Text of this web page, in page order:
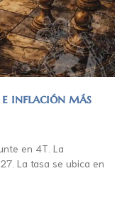
inflación más
en 4T. La
La tasa se ubica en